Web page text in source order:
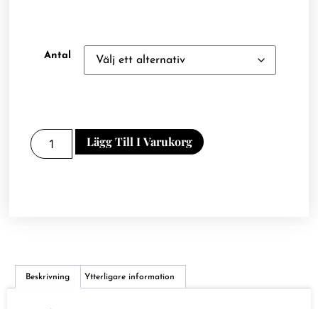
Antal
Lägg Till I Varukorg
Beskrivning Ytterligare information